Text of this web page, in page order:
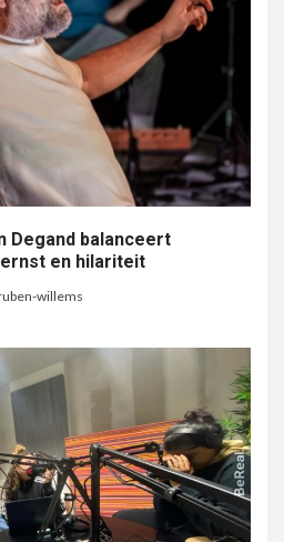
Degand balanceert
en hilariteit
willems